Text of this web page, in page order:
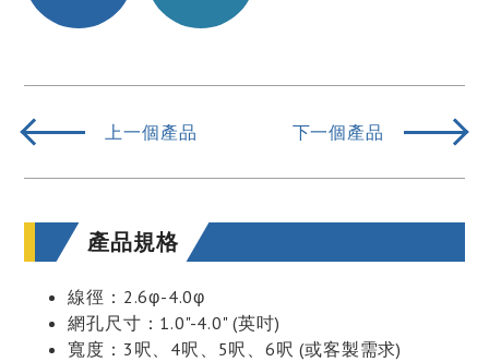
上一個產品 下一個產品
產品規格
線徑：2.6φ-4.0φ
網孔尺寸：1.0"-4.0" (英吋)
寬度：3呎、4呎、5呎、6呎 (或客製需求)